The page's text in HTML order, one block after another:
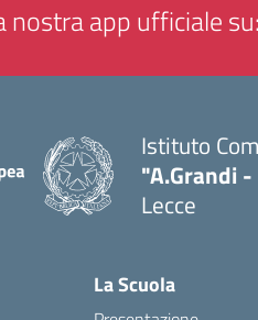
nostra app ufficiale su:
Istituto
"A.Grandi
Lecce
La Scuola